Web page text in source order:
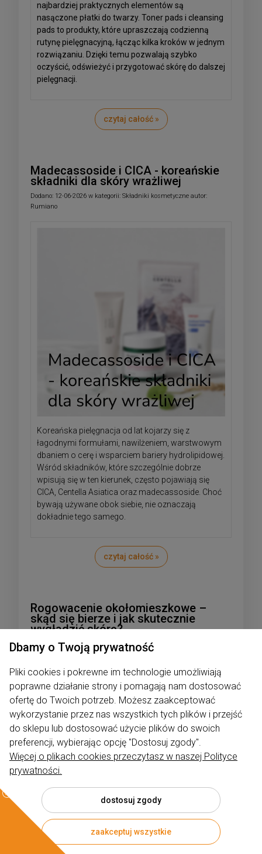
najbardziej praktycznych elementów są
nasączone płatki do twarzy. Toner pads i cleansing
pads to produkty, które upraszczają codzienną
rutynę pielęgnacyjną, łącząc kilka kroków w jednym
rozwiązaniu. Dzięki temu pozwalają szybko
oczyścić, odświeżyć i przygotować skórę do dalszej
pielęgnacji.
czytaj całość »
Madecassoside i CICA - koreańskie
składniki dla skóry wrażliwej
Dodano: 12-06-2026 w kategorii: Składniki kosmetyczne autor:
Rumiano
Koreańska pielęgnacja od lat kojarzy się z
łagodnymi formułami, nawilżeniem, warstwowym
dbaniem o cerę i wsparciem bariery hydrolipidowej.
Wśród składników, które szczególnie dobrze
wpisują się w ten kierunek, często pojawiają się
CICA, Centella Asiatica oraz madecassoside. Choć
bywają używane obok siebie, nie oznaczają
dokładnie tego samego.
czytaj całość »
Rogowacenie okołomieszkowe –
skąd się bierze i jak skutecznie
wygładzić skórę?
Dodano: 02-02-2026w kategorii:Pielęgnacja
Dbamy o Twoją prywatność
Pliki cookies i pokrewne im technologie umożliwiają
poprawne działanie strony i pomagają nam dostosować
ofertę do Twoich potrzeb. Możesz zaakceptować
wykorzystanie przez nas wszystkich tych plików i przejść
do sklepu lub dostosować użycie plików do swoich
preferencji, wybierając opcję "Dostosuj zgody".
Więcej o plikach cookies przeczytasz w naszej Polityce
prywatności.
dostosuj zgody
zaakceptuj wszystkie